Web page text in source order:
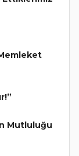
Mutluluğu